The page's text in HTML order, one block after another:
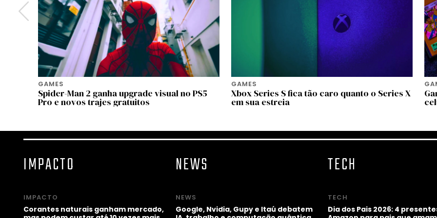
GAMES
Spider-Man 2 ganha upgrade visual no PS5
Pro e novos trajes gratuitos
GAMES
Xbox Series S fica tão caro quanto o Series X
em sua estreia
IMPACTO
IMPACTO
Corantes naturais ganham mercado,
NEWS
NEWS
Google, Nvidia, Gupy e Itaú debatem
TECH
TECH
Dia dos Pais 2026: 4